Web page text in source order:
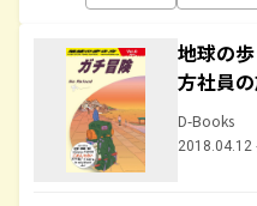
地球の
方社員
D-Books
2018.04.12